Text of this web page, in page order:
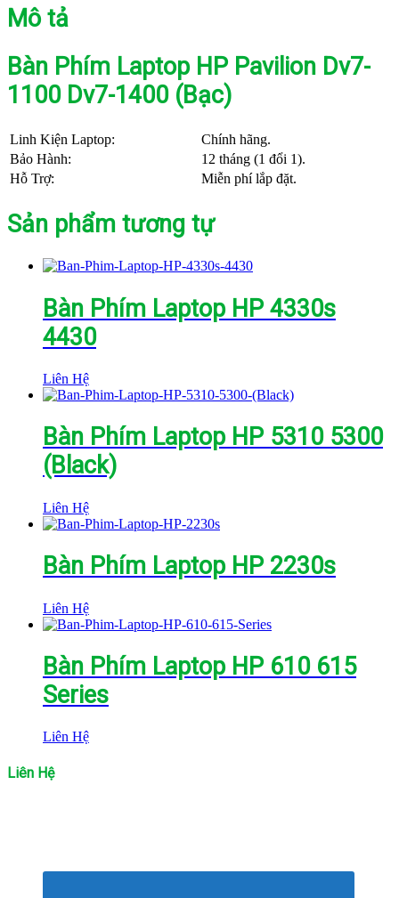
Mô tả
Bàn Phím Laptop HP Pavilion Dv7-
1100 Dv7-1400 (Bạc)
Linh Kiện Laptop:
Chính hãng.
Bảo Hành:
12 tháng (1 đổi 1).
Hỗ Trợ:
Miễn phí lắp đặt.
Sản phẩm tương tự
Bàn Phím Laptop HP 4330s
4430
Liên Hệ
Bàn Phím Laptop HP 5310 5300
(Black)
Liên Hệ
Bàn Phím Laptop HP 2230s
Liên Hệ
Bàn Phím Laptop HP 610 615
Series
Liên Hệ
Liên Hệ